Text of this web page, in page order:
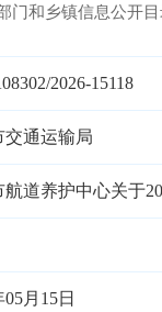
门和乡镇信息公开
2026-15118
交通运输局
航道养护中心关于
05月15日